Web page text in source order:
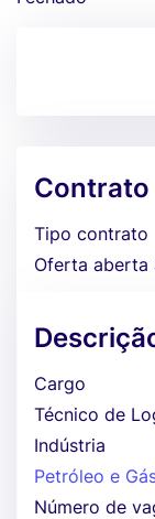
Contrato
Tipo contrato
Oferta aberta
Cargo
Técnico de
Indústria
Petróleo e
Número de